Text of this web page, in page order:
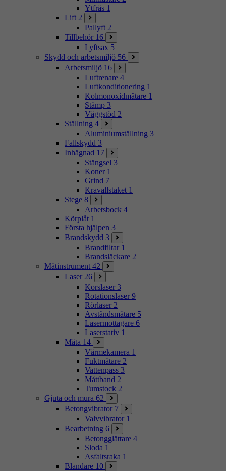
Ytfräs 1
Lift 2
Pallyft 2
Tillbehör 16
Lyftsax 5
Skydd och arbetsmiljö 56
Arbetsmiljö 16
Luftrenare 4
Luftkonditionering 1
Kolmonoxidmätare 1
Stämp 3
Väggstöd 2
Ställning 4
Aluminiumställning 3
Fallskydd 3
Inhägnad 17
Stängsel 3
Koner 1
Grind 7
Kravallstaket 1
Stege 8
Arbetsbock 4
Körplåt 1
Första hjälpen 3
Brandskydd 3
Brandfiltar 1
Brandsläckare 2
Mätinstrument 42
Laser 26
Korslaser 3
Rotationslaser 9
Rörlaser 2
Avståndsmätare 5
Lasermottagare 6
Laserstativ 1
Mäta 14
Värmekamera 1
Fuktmätare 2
Vattenpass 3
Måttband 2
Tumstock 2
Gjuta och mura 62
Betongvibrator 7
Valvvibrator 1
Bearbetning 6
Betongglättare 4
Sloda 1
Asfaltsraka 1
Blandare 10